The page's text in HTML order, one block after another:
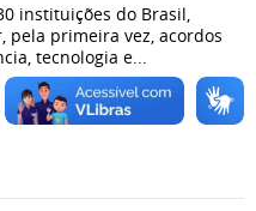
instituições do Brasil,
pela primeira vez, acordos
tecnologia e...